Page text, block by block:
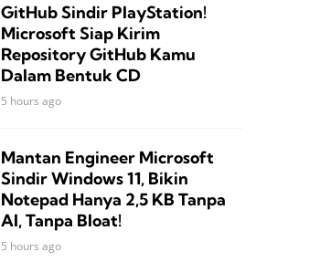
GitHub Sindir PlayStation!
Microsoft Siap Kirim
Repository GitHub Kamu
Dalam Bentuk CD
5 hours ago
Mantan Engineer Microsoft
Sindir Windows 11, Bikin
Notepad Hanya 2,5 KB Tanpa
AI, Tanpa Bloat!
5 hours ago